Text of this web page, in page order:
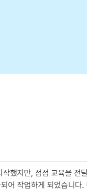
했지만, 점점 교육을 전
어 작업하게 되었습니다.